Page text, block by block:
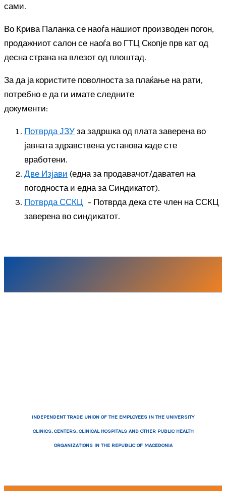
сами.
Во Крива Паланка се наоѓа нашиот производен погон,
продажниот салон се наоѓа во ГТЦ Скопје прв кат од
десна страна на влезот од плоштад.
За да ја користите поволноста за плаќање на рати,
потребно е да ги имате следните
документи:
Потврда ЈЗУ за задршка од плата заверена во
јавната здравствена установа каде сте
вработени.
Две Изјави (една за продавачот/давател на
погодноста и една за Синдикатот).
Потврда ССКЦ – Потврда дека сте член на ССКЦ
заверена во синдикатот.
INDEPENDENT TRADE UNION OF THE EMPLOYEES IN THE UNIVERSITY
CLINICS, CENTERS, CLINICAL HOSPITALS AND OTHER PUBLIC HEALTH
ORGANIZATIONS IN THE REPUBLIC OF MACEDONIA